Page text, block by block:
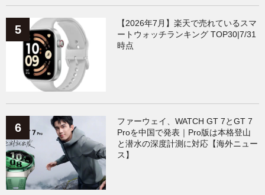
【2026年7月】楽天で売れているスマ
ートウォッチランキング TOP30|7/31
時点
ファーウェイ、WATCH GT 7とGT 7
Proを中国で発表｜Pro版は本格登山
と潜水の深度計測に対応【海外ニュー
ス】